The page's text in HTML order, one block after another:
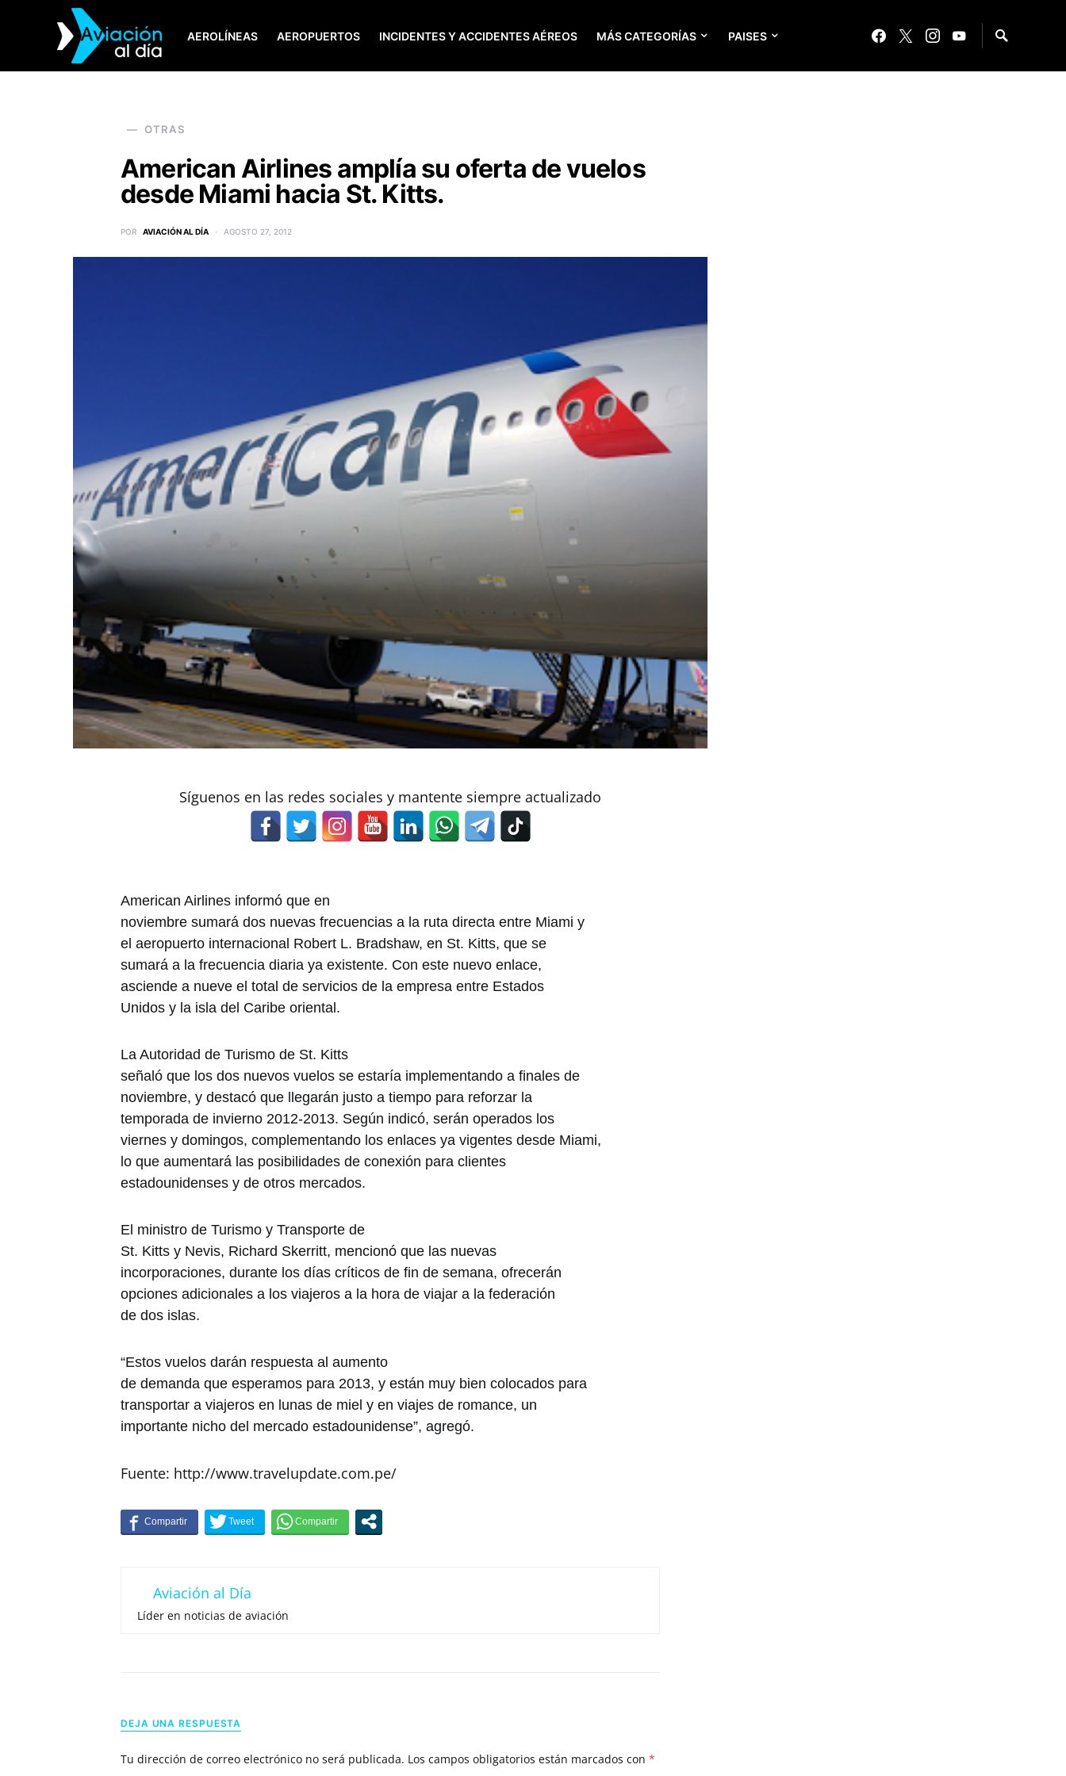
AEROLÍNEAS AEROPUERTOS INCIDENTES Y ACCIDENTES AÉREOS MÁS CATEGORÍAS PAISES
SEARCH FOR:
OTRAS
American Airlines amplía su oferta de vuelos
desde Miami hacia St. Kitts.
POR AVIACIÓN AL DÍA AGOSTO 27, 2012
Síguenos en las redes sociales y mantente siempre actualizado
American Airlines informó que en
noviembre sumará dos nuevas frecuencias a la ruta directa entre Miami y
el aeropuerto internacional Robert L. Bradshaw, en St. Kitts, que se
sumará a la frecuencia diaria ya existente. Con este nuevo enlace,
asciende a nueve el total de servicios de la empresa entre Estados
Unidos y la isla del Caribe oriental.
La Autoridad de Turismo de St. Kitts
señaló que los dos nuevos vuelos se estaría implementando a finales de
noviembre, y destacó que llegarán justo a tiempo para reforzar la
temporada de invierno 2012-2013. Según indicó, serán operados los
viernes y domingos, complementando los enlaces ya vigentes desde Miami,
lo que aumentará las posibilidades de conexión para clientes
estadounidenses y de otros mercados.
El ministro de Turismo y Transporte de
St. Kitts y Nevis, Richard Skerritt, mencionó que las nuevas
incorporaciones, durante los días críticos de fin de semana, ofrecerán
opciones adicionales a los viajeros a la hora de viajar a la federación
de dos islas.
“Estos vuelos darán respuesta al aumento
de demanda que esperamos para 2013, y están muy bien colocados para
transportar a viajeros en lunas de miel y en viajes de romance, un
importante nicho del mercado estadounidense”, agregó.
Fuente: http://www.travelupdate.com.pe/
Aviación al Día
Líder en noticias de aviación
DEJA UNA RESPUESTA
Tu dirección de correo electrónico no será publicada. Los campos obligatorios están marcados con *